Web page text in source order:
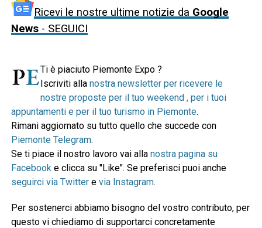
Ricevi le nostre ultime notizie da Google
News- SEGUICI
Ti è piaciuto Piemonte Expo ?
Iscriviti alla nostra newsletter per ricevere le
nostre proposte per il tuo weekend , per i tuoi
appuntamenti e per il tuo turismo in Piemonte.
Rimani aggiornato su tutto quello che succede con
Piemonte Telegram.
Se ti piace il nostro lavoro vai alla nostra pagina su
Facebook e clicca su "Like". Se preferisci puoi anche
seguirci via Twittere via Instagram.
Per sostenerci abbiamo bisogno del vostro contributo, per
questo vi chiediamo di supportarci concretamente